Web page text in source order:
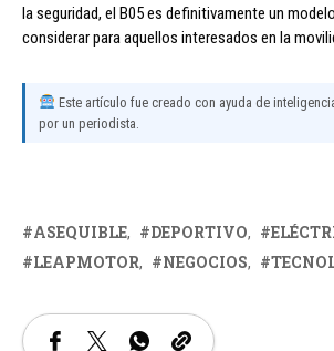
la seguridad, el B05 es definitivamente un
considerar para aquellos interesados en la
Este artículo fue creado con ayuda de
por un periodista.
ASEQUIBLE DEPORTIVO
LEAPMOTOR
NEGOCIOS